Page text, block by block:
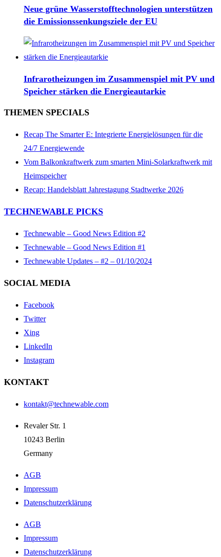
Neue grüne Wasserstofftechnologien unterstützen
die Emissionssenkungsziele der EU
Infrarotheizungen im Zusammenspiel mit PV und
Speicher stärken die Energieautarkie
THEMEN SPECIALS
Recap The Smarter E: Integrierte Energielösungen für die
24/7 Energiewende
Vom Balkonkraftwerk zum smarten Mini-Solarkraftwerk mit
Heimspeicher
Recap: Handelsblatt Jahrestagung Stadtwerke 2026
TECHNEWABLE PICKS
Technewable – Good News Edition #2
Technewable – Good News Edition #1
Technewable Updates – #2 – 01/10/2024
SOCIAL MEDIA
Facebook
Twitter
Xing
LinkedIn
Instagram
KONTAKT
kontakt@technewable.com
Revaler Str. 1
10243 Berlin
Germany
AGB
Impressum
Datenschutzerklärung
AGB
Impressum
Datenschutzerklärung